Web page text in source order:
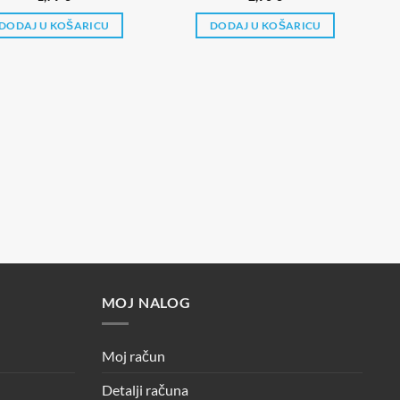
U KOŠARICU DODAJ U KOŠARICU
MOJ NALOG
Moj račun
Detalji računa